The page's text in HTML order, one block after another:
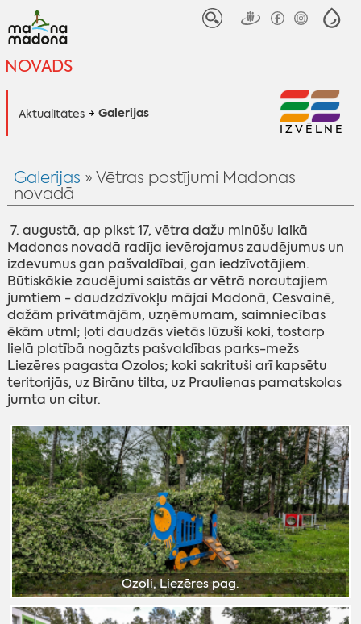
NOVADS
Aktualitātes Galerijas
IZVĒLNE
Galerijas » Vētras postījumi Madonas
novadā
7. augustā, ap plkst 17, vētra dažu minūšu laikā
Madonas novadā radīja ievērojamus zaudējumus un
izdevumus gan pašvaldībai, gan iedzīvotājiem.
Būtiskākie zaudējumi saistās ar vētrā norautajiem
jumtiem - daudzdzīvokļu mājai Madonā, Cesvainē,
dažām privātmājām, uzņēmumam, saimniecības
ēkām utml; ļoti daudzās vietās lūzuši koki, tostarp
lielā platībā nogāzts pašvaldības parks-mežs
Liezēres pagasta Ozolos; koki sakrituši arī kapsētu
teritorijās, uz Birānu tilta, uz Praulienas pamatskolas
jumta un citur.